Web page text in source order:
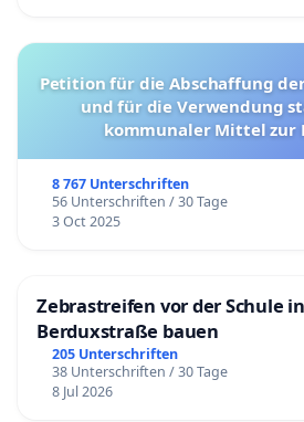
Richard Maurer, Weggis
Werner und Bernadette Naef-
Rita Oberli, Zug / Rigi Kaltbad
Margareta Reinecke,
Psychotherapie FSP, Luzern /
Martin Rumscheidt, Theologe,
Theology, Dover, New Hampshire,
Antoinette Schmid, Fotografin,
Robert Schwere, Zahnarzt
Petition für die Abschaffung der Tötungsstationen
und für die Verwendung
kommunaler Mittel zur
8 767 Unterschriften
56 Unterschriften / 30 Tage
3 Oct 2025
Zebrastreifen vor der Schule
Berduxstraße bauen
205 Unterschriften
38 Unterschriften / 30 Tage
8 Jul 2026